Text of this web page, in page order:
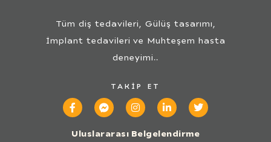
Tüm diş tedavileri, Gülüş tasarımı,
İmplant tedavileri ve Muhteşem hasta
deneyimi..
TAKIP ET
Uluslararası Belgelendirme